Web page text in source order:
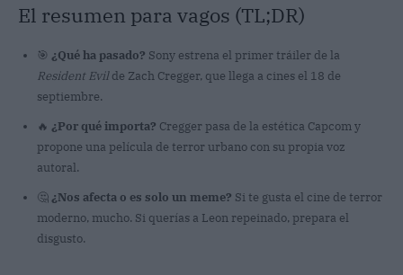
El resumen para vagos (TL;DR)
🎯 ¿Qué ha pasado? Sony estrena el primer tráiler de la
Resident Evilde Zach Cregger, que llega a cines el 18 de
septiembre.
🔥 ¿Por qué importa? Cregger pasa de la estética Capcom y
propone una película de terror urbano con su propia voz
autoral.
🤔¿Nos afecta o es solo un meme? Si te gusta el cine de terror
moderno, mucho. Si querías a Leon repeinado, prepara el
disgusto.